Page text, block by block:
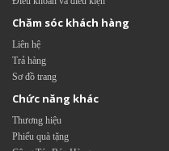
Chăm sóc khách hàng
Liên hệ
Trả hàng
Sơ đồ trang
Chức năng khác
Thương hiệu
Phiếu quà tặng